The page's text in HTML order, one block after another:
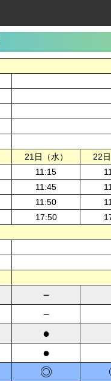
21日（水）
22
11:15
11:45
11:50
17:50
－
－
●
●
◎